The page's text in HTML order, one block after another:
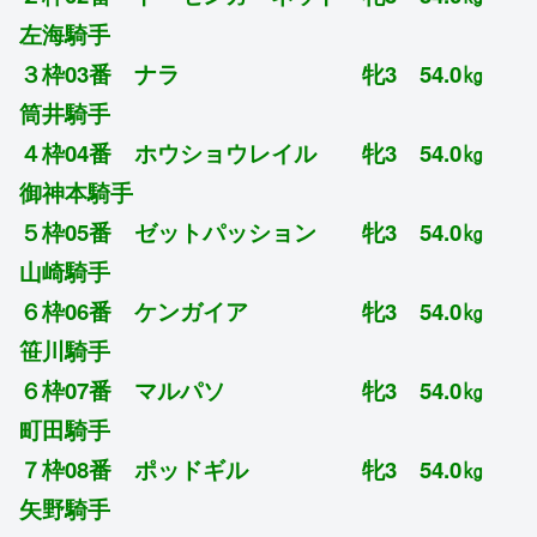
左海騎手
３枠03番 ナラ 牝3 54.0㎏
筒井騎手
４枠04番 ホウショウレイル 牝3 54.0㎏
御神本騎手
５枠05番 ゼットパッション 牝3 54.0㎏
山崎騎手
６枠06番 ケンガイア 牝3 54.0㎏
笹川騎手
６枠07番 マルパソ 牝3 54.0㎏
町田騎手
７枠08番 ポッドギル 牝3 54.0㎏
矢野騎手